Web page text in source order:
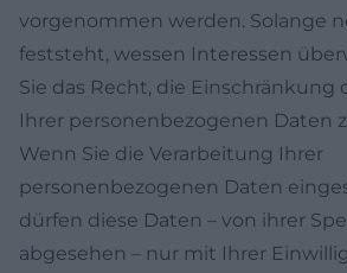
vorgenommen werden. Solange
feststeht, wessen Interessen
Sie das Recht, die Einschränkung
Ihrer personenbezogenen Daten
Wenn Sie die Verarbeitung Ihrer
personenbezogenen Daten
dürfen diese Daten – von ihrer
abgesehen – nur mit Ihrer